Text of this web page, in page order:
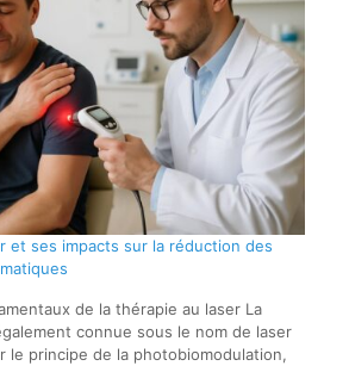
et ses impacts sur la réduction des
de la thérapie au laser La
connue sous le nom de laser
le principe de la photobiomodulation,